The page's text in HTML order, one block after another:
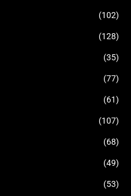
(102)
(128)
(35)
(77)
(61)
(107)
(68)
(49)
(53)